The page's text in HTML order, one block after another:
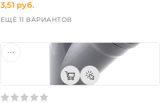
3,51 руб.
ЕЩЁ 11 ВАРИАНТОВ